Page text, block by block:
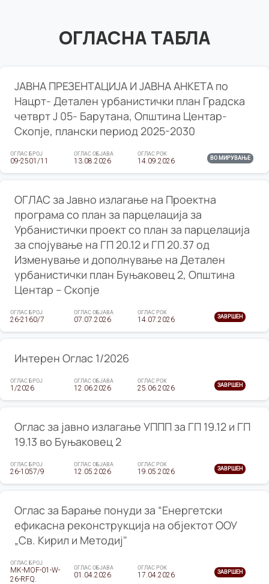
ОГЛАСНА ТАБЛА
ЈАВНА ПРЕЗЕНТАЦИЈА И ЈАВНА АНКЕТА по
Нацрт- Детален урбанистички план Градска
четврт Ј 05- Барутана, Општина Центар-
Скопје, плански период 2025-2030
ОГЛАС БРОЈ
09-2501/11
ОГЛАС ОБЈАВА
13.08.2026
ОГЛАС РОК
14.09.2026 ВО МИРУВАЊЕ
ОГЛАС за Јавно излагање на Проектна
програма со план за парцелација за
Урбанистички проект со план за парцелација
за спојување на ГП 20.12 и ГП 20.37 од
Изменување и дополнување на Детален
урбанистички план Буњаковец 2, Општина
Центар – Скопје
ОГЛАС БРОЈ
26-2160/7
ОГЛАС ОБЈАВА
07.07.2026
ОГЛАС РОК
14.07.2026 ЗАВРШЕН
Интерен Оглас 1/2026
ОГЛАС БРОЈ
1/2026
ОГЛАС ОБЈАВА
12.06.2026
ОГЛАС РОК
25.06.2026 ЗАВРШЕН
Оглас за јавно излагање УППП за ГП 19.12 и ГП
19.13 во Буњаковец 2
ОГЛАС БРОЈ
26-1057/9
ОГЛАС ОБЈАВА
12.05.2026
ОГЛАС РОК
19.05.2026 ЗАВРШЕН
Оглас за Барање понуди за “Енергетски
ефикасна реконструкција на објектот ООУ
„Св. Кирил и Методиј"
ОГЛАС БРОЈ
MK-MOF-01-W-
26-RFQ.
ОГЛАС ОБЈАВА
01.04.2026
ОГЛАС РОК
17.04.2026 ЗАВРШЕН